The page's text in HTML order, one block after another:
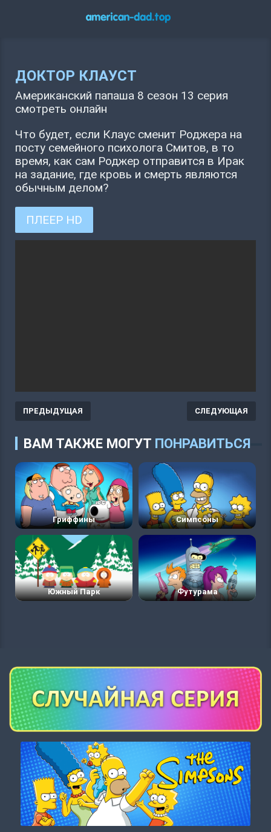
ДОКТОР КЛАУСТ
Американский папаша 8 сезон 13 серия
смотреть онлайн
Что будет, если Клаус сменит Роджера на
посту семейного психолога Смитов, в то
время, как сам Роджер отправится в Ирак
на задание, где кровь и смерть являются
обычным делом?
ПЛЕЕР HD
ПРЕДЫДУЩАЯ СЛЕДУЮЩАЯ
ВАМ ТАКЖЕ МОГУТ ПОНРАВИТЬСЯ
Гриффины Симпсоны
Южный Парк Футурама